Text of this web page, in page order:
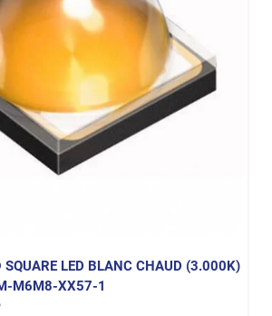
LED BLANC CHAUD (3.000K)
M6M8-XX57-1